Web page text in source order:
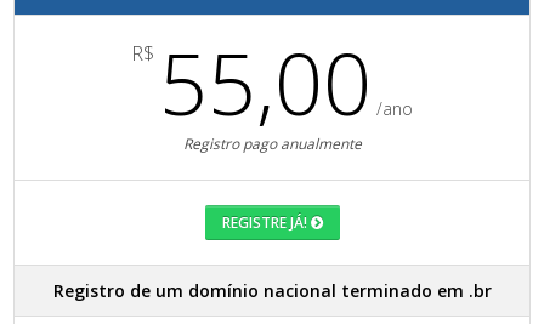
R$ 55,00 /ano
Registro pago anualmente
REGISTRE JÁ!
Registro de um domínio nacional terminado em .br